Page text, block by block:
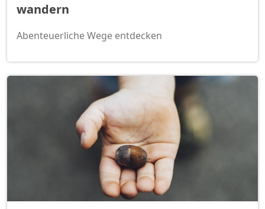
wandern
Abenteuerliche Wege entdecken